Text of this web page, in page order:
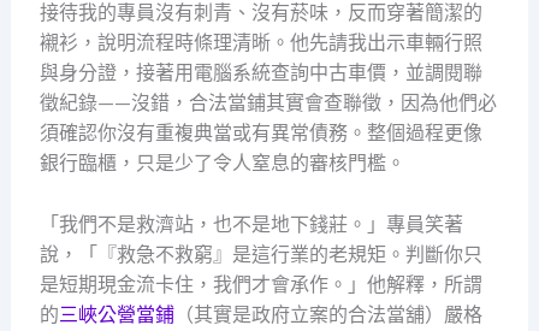
接待我的專員沒有刺青、沒有菸味，反而穿著簡潔的
襯衫，說明流程時條理清晰。他先請我出示車輛行照
與身分證，接著用電腦系統查詢中古車價，並調閱聯
徵紀錄——沒錯，合法當鋪其實會查聯徵，因為他們必
須確認你沒有重複典當或有異常債務。整個過程更像
銀行臨櫃，只是少了令人窒息的審核門檻。
「我們不是救濟站，也不是地下錢莊。」專員笑著
說，「『救急不救窮』是這行業的老規矩。判斷你只
是短期現金流卡住，我們才會承作。」他解釋，所謂
的三峽公營當鋪（其實是政府立案的合法當舖）嚴格